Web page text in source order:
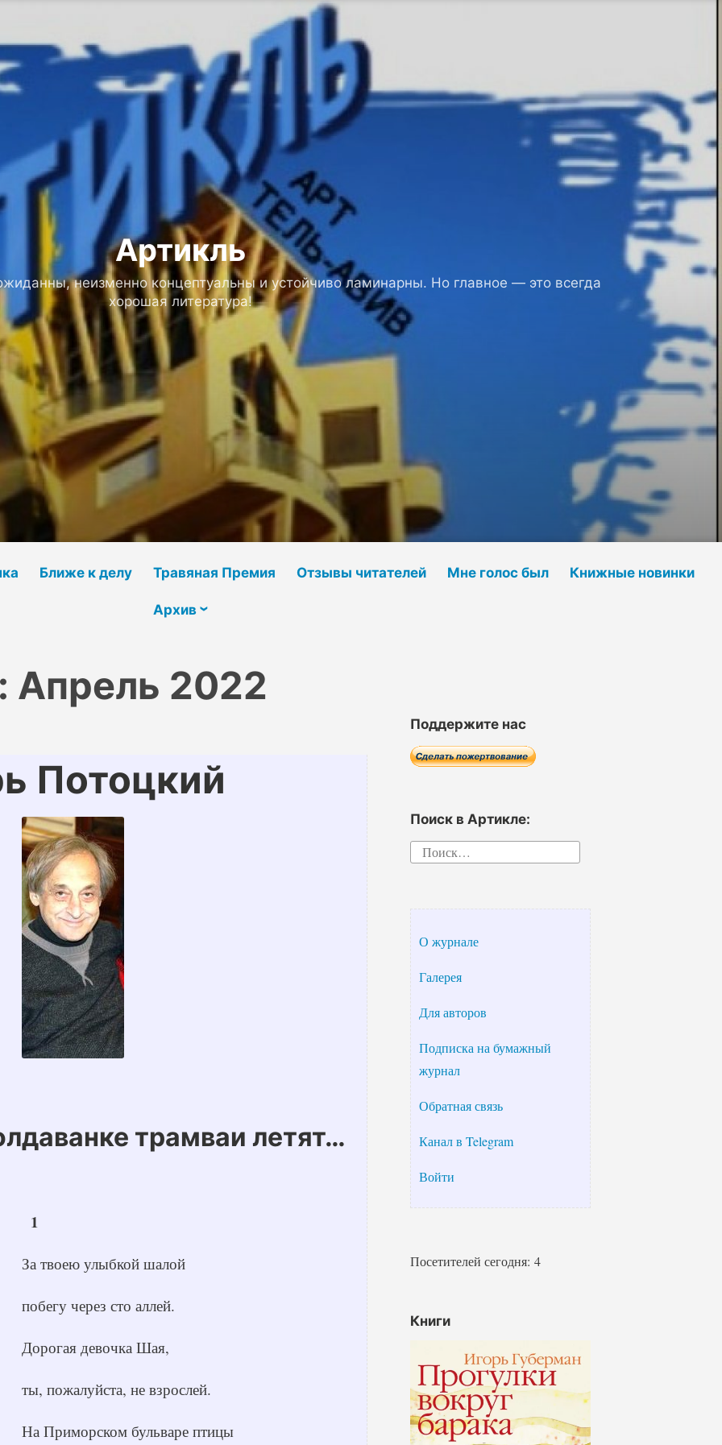
Артикль
неизменно концептуальны и устойчиво ламинарны. Но главное — это всегда
хорошая литература!
Ближе к делу Травяная Премия Отзывы читателей Мне голос был Книжные новинки
Архив
Апрель 2022
Потоцкий
трамваи летят…
1
За твоею улыбкой шалой
побегу через сто аллей.
Дорогая девочка Шая,
ты, пожалуйста, не взрослей.
На Приморском бульваре птицы
Поддержите нас
Поиск в Артикле:
Найти:
О журнале
Галерея
Для авторов
Подписка на бумажный
журнал
Обратная связь
Канал в Telegram
Войти
Посетителей сегодня: 4
Книги